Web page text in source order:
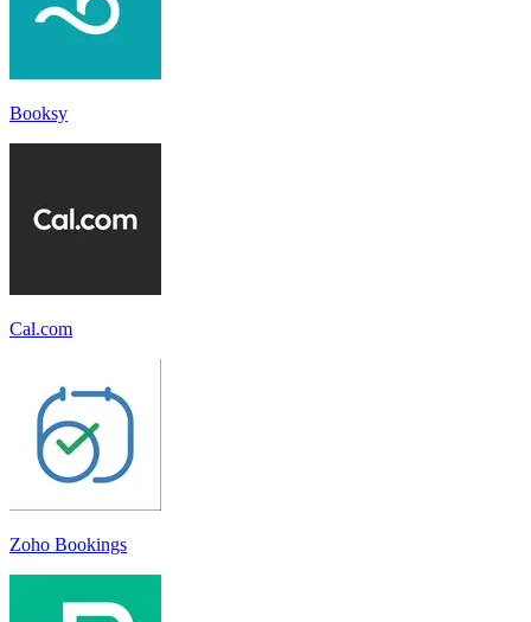
Booksy
Cal.com
Zoho Bookings